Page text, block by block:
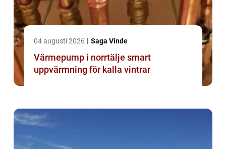
04 augusti 2026 Saga Vinde
Värmepump i norrtälje smart
uppvärmning för kalla vintrar